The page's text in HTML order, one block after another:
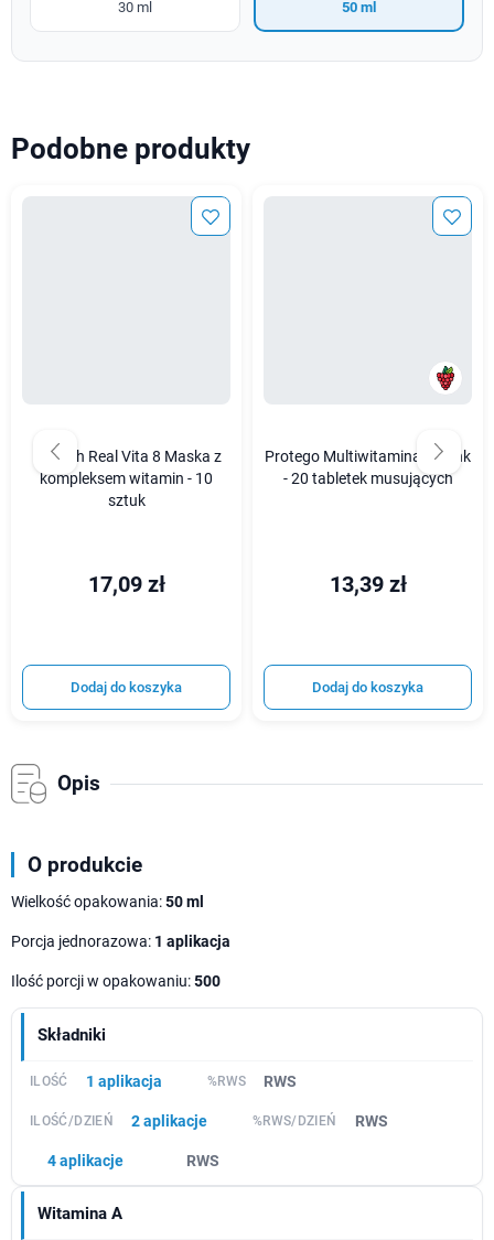
30 ml 50 ml
Podobne produkty
Enough Real Vita 8 Maska z
kompleksem witamin - 10
sztuk
17,09 zł
Dodaj do koszyka
Protego Multiwitamina + Cynk
- 20 tabletek musujących
13,39 zł
Dodaj do koszyka
Opis
O produkcie
Wielkość opakowania:50 ml
Porcja jednorazowa: 1 aplikacja
Ilość porcji w opakowaniu:500
Składniki
1 aplikacja RWS
2 aplikacje RWS
4 aplikacje RWS
Witamina A